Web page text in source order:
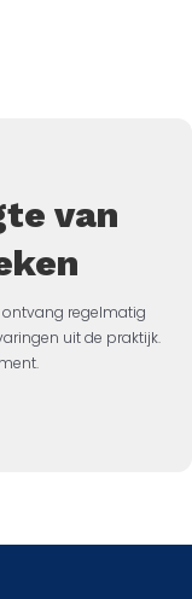
van
regelmatig
uit de praktijk.